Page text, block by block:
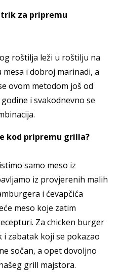
za pripremu
roštilja leži u roštilju na
i dobroj marinadi, a
ovom metodom još od
i svakodnevno se
kod pripremu grilla?
samo meso iz
iz provjerenih malih
i ćevapčića
meso koje zatim
Za chicken burger
zabatak koji se pokazao
sočan, a opet dovoljno
grill majstora.